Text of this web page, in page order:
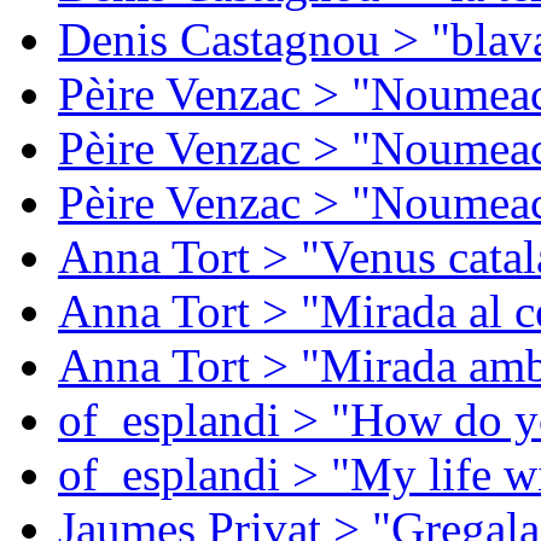
Denis Castagnou >
Pèire Venzac >
Pèire Venzac >
Pèire Venzac >
Anna Tort > "Venus
Anna Tort > "Mirada al
Anna Tort > "Mirada
of_esplandi > "How do
of_esplandi > "My life
Jaumes Privat >